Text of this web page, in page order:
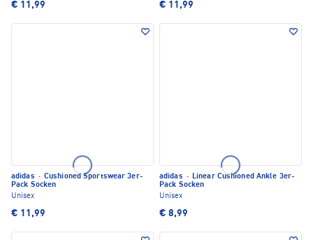
€ 11,99 € 11,99
adidas · Cushioned Sportswear 3er-
Pack Socken
Unisex
€ 11,99
adidas · Linear Cushioned Ankle 3er-
Pack Socken
Unisex
€ 8,99